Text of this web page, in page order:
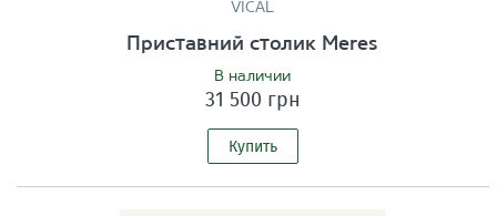
VICAL
Приставний столик Meres
В наличии
31 500 грн
Купить